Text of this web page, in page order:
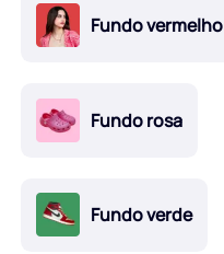
Fundo vermelho
Fundo rosa
Fundo verde